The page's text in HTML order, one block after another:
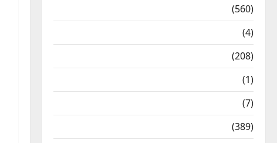
(560)
(4)
(208)
(1)
(7)
(389)